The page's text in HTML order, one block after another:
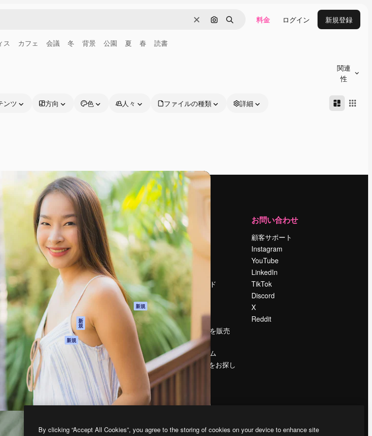
消去 画像で検索
検索 料金 ログイン 新規登録
ス カフェ 会議 冬 背景 公園 夏 春 読書
関連
性
ンツ 方向 色 人々 ファイルの種類 詳細
プラ
理
して
製品
Spaces
AI アシスタント
AI 画像生成ツール
AI 動画生成ツール
AI 音声合成ツール
ストックコンテン
ツ
Claude/ChatGPT
向けMCP
新
規
エージェント 新規
API
モバイルアプリ
すべてのMagnificツ
ール
はじめに
Academy
ドキュメント
サポート
利用規約
プライバシーポリ
シー
オリジナル
新規
クッキーポリシー
トラストセンター
アフィリエイト
法人向け
運営
料金
会社概要
Reviews
採用情報
検索トレンド
ブログ
イベント
Slidesgo
コンテンツを販売
する
プレスルーム
magnific.aiをお探し
お問い合わせ
顧客サポート
Instagram
YouTube
LinkedIn
TikTok
Discord
X
Reddit
By clicking “Accept All Cookies”, you agree to the storing of cookies on your device to enhance site